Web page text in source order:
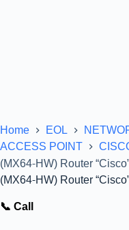
Home EOL
ACCESS POINT
(MX64-HW) Router
(MX64-HW) Router
📞 Call